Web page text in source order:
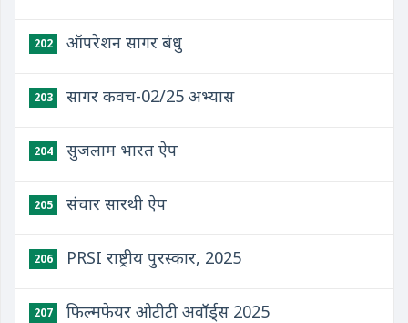
202 ऑपरेशन सागर बंधु
203 सागर कवच-02/25 अभ्यास
204 सुजलाम भारत ऐप
205 संचार सारथी ऐप
206 PRSI राष्ट्रीय पुरस्कार, 2025
207 फिल्मफेयर ओटीटी अवॉर्ड्स 2025